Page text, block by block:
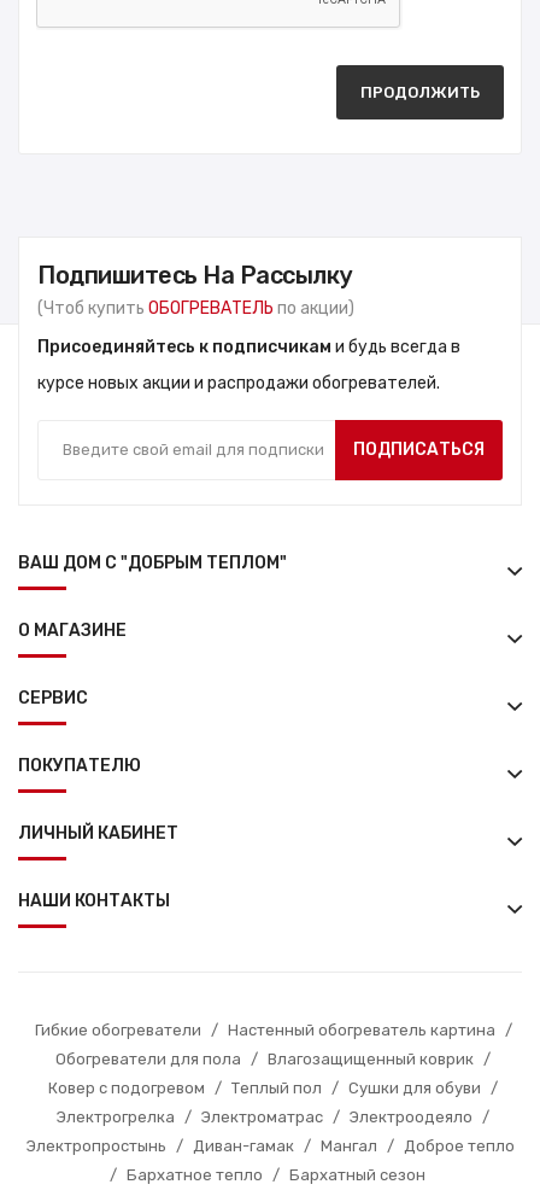
ПРОДОЛЖИТЬ
Подпишитесь На Рассылку
(Чтоб купить ОБОГРЕВАТЕЛЬ по акции)
Присоединяйтесь к подписчикам и будь всегда в
курсе новых акции и распродажи обогревателей.
ПОДПИСАТЬСЯ
ВАШ ДОМ С "ДОБРЫМ ТЕПЛОМ"
О МАГАЗИНЕ
СЕРВИС
ПОКУПАТЕЛЮ
ЛИЧНЫЙ КАБИНЕТ
НАШИ КОНТАКТЫ
Гибкие обогреватели / Настенный обогреватель картина
/
Обогреватели для пола
/ Влагозащищенный коврик
/
Ковер с подогревом
/ Теплый пол / Сушки для обуви
/
Электрогрелка
/ Электроматрас / Электроодеяло
/
Электропростынь
/ Диван-гамак / Мангал /
Доброе тепло
/ Бархатное тепло / Бархатный сезон